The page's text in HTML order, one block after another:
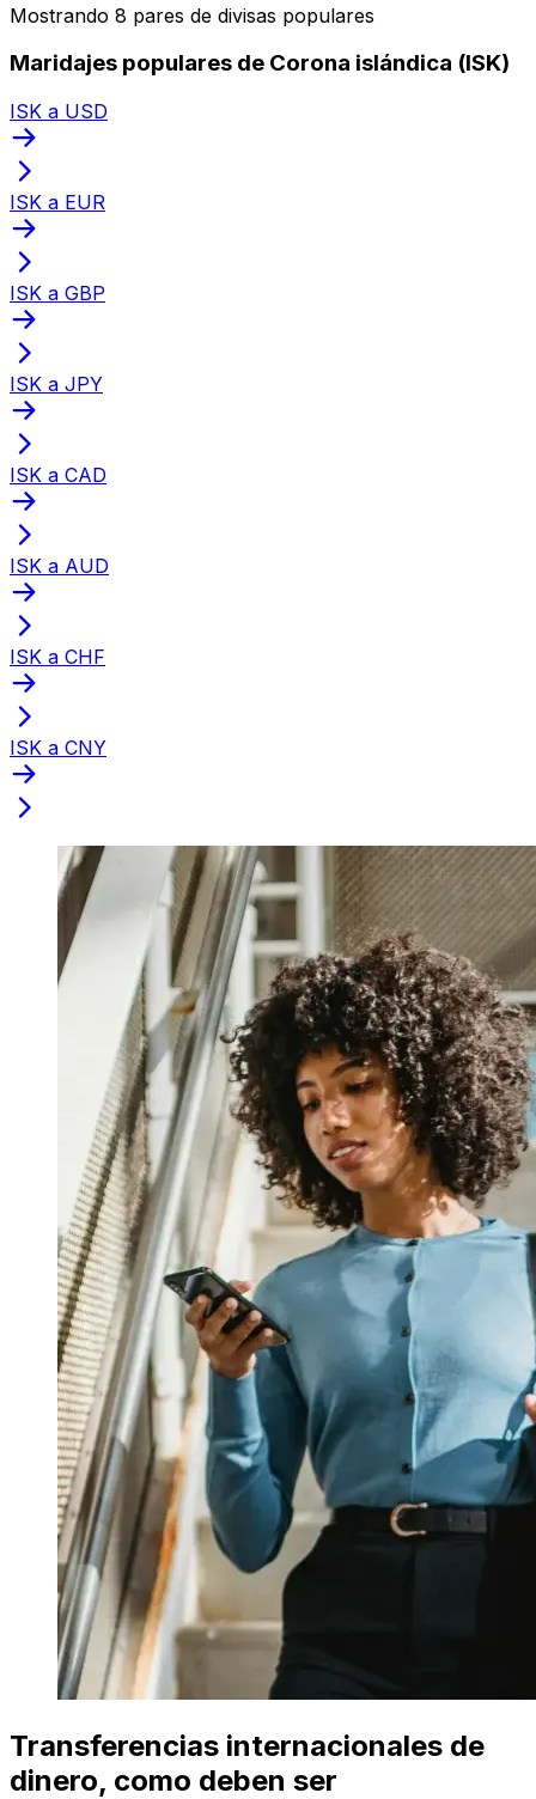
Mostrando 8 pares de divisas populares
Maridajes populares de Corona islándica (ISK)
ISK a USD
ISK a EUR
ISK a GBP
ISK a JPY
ISK a CAD
ISK a AUD
ISK a CHF
ISK a CNY
Transferencias internacionales de
dinero, como deben ser